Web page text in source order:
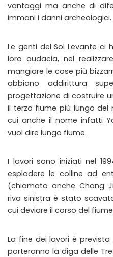
vantaggi ma anche di
immani i danni archeologici.
Le genti del Sol Levante
loro audacia, nel
mangiare le cose più
abbiano addirittura
progettazione di costruire
il terzo fiume più lungo del
cui anche il nome infatti
vuol dire lungo fiume.
I lavori sono iniziati nel
esplodere le colline ad
(chiamato anche Chang
riva sinistra è stato
cui deviare il corso del
La fine dei lavori è
porteranno la diga delle